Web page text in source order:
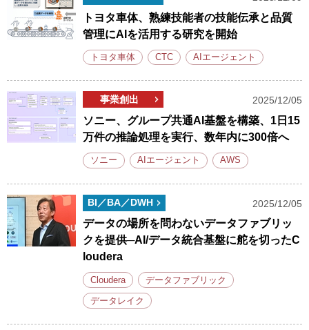
トヨタ車体、熟練技能者の技能伝承と品質
管理にAIを活用する研究を開始
トヨタ車体 CTC AIエージェント
事業創出 2025/12/05
ソニー、グループ共通AI基盤を構築、1日15
万件の推論処理を実行、数年内に300倍へ
ソニー AIエージェント AWS
BI／BA／DWH 2025/12/05
データの場所を問わないデータファブリッ
クを提供─AI/データ統合基盤に舵を切ったC
loudera
Cloudera データファブリック
データレイク